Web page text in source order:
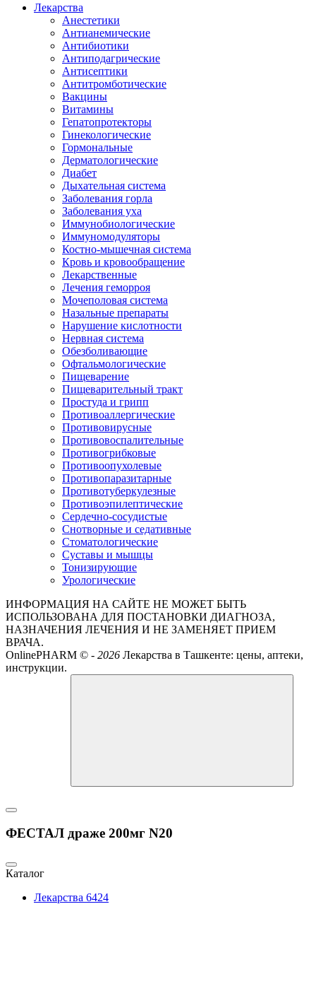
Лекарства
Анестетики
Антианемические
Антибиотики
Антиподагрические
Антисептики
Антитромботические
Вакцины
Витамины
Гепатопротекторы
Гинекологические
Гормональные
Дерматологические
Диабет
Дыхательная система
Заболевания горла
Заболевания уха
Иммунобиологические
Иммуномодуляторы
Костно-мышечная система
Кровь и кровообращение
Лекарственные
Лечения геморроя
Мочеполовая система
Назальные препараты
Нарушение кислотности
Нервная система
Обезболивающие
Офтальмологические
Пищеварение
Пищеварительный тракт
Простуда и грипп
Противоаллергические
Противовирусные
Противовоспалительные
Противогрибковые
Противоопухолевые
Противопаразитарные
Противотуберкулезные
Противоэпилептические
Сердечно-сосудистые
Снотворные и седативные
Стоматологические
Суставы и мышцы
Тонизирующие
Урологические
ИНФОРМАЦИЯ НА САЙТЕ НЕ МОЖЕТ БЫТЬ
ИСПОЛЬЗОВАНА ДЛЯ ПОСТАНОВКИ ДИАГНОЗА,
НАЗНАЧЕНИЯ ЛЕЧЕНИЯ И НЕ ЗАМЕНЯЕТ ПРИЕМ
ВРАЧА.
OnlinePHARM © - 2026 Лекарства в Ташкенте: цены, аптеки,
инструкции.
ФЕСТАЛ драже 200мг N20
Каталог
Лекарства 6424